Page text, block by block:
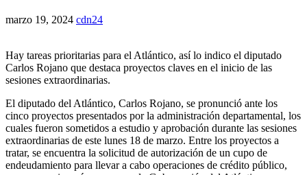
marzo 19, 2024 cdn24
Hay tareas prioritarias para el Atlántico, así lo indico el diputado
Carlos Rojano que destaca proyectos claves en el inicio de las
sesiones extraordinarias.
El diputado del Atlántico, Carlos Rojano, se pronunció ante los
cinco proyectos presentados por la administración departamental, los
cuales fueron sometidos a estudio y aprobación durante las sesiones
extraordinarias de este lunes 18 de marzo. Entre los proyectos a
tratar, se encuentra la solicitud de autorización de un cupo de
endeudamiento para llevar a cabo operaciones de crédito público,